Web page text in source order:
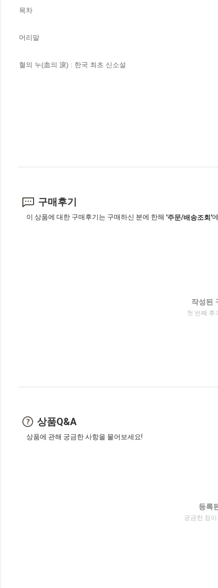
목차
머리말
혈의 누(血의 淚) : 한국 최초 신소설
구매후기
이 상품에 대한 구매후기는 구매하신 분에 한해 '주문/배송조회'
작성된
첫 번째 후
상품Q&A
상품에 관해 궁금한 사항을 물어보세요!
등록
궁금한 점